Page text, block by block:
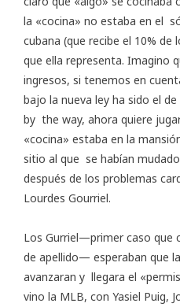
la «cocina» no estaba en el
cubana (que recibe el 10%
que ella representa. Imagino
ingresos, si tenemos en
bajo la nueva ley ha sido el
by the way, ahora quiere
«cocina» estaba en la
sitio al que se habían
después de los problemas
Lourdes Gourriel.
Los Gurriel—primer caso que
de apellido— esperaban que
avanzaran y llegara el
vino la MLB, con Yasiel Puig,